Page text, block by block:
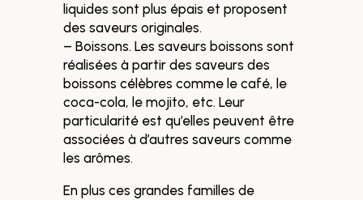
liquides sont plus épais et proposent
des saveurs originales.
– Boissons. Les saveurs boissons sont
réalisées à partir des saveurs des
boissons célèbres comme le café, le
coca-cola, le mojito, etc. Leur
particularité est qu’elles peuvent être
associées à d’autres saveurs comme
les arômes.
En plus ces grandes familles de